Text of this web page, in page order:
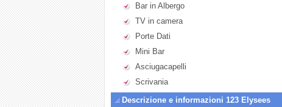
Bar in Albergo
TV in camera
Porte Dati
Mini Bar
Asciugacapelli
Scrivania
Descrizione e informazioni 123 Elysees